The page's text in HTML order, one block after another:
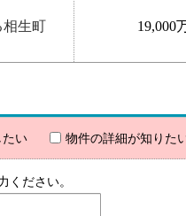
相生町 19,000
たい 物件の詳細が知りた
ください。